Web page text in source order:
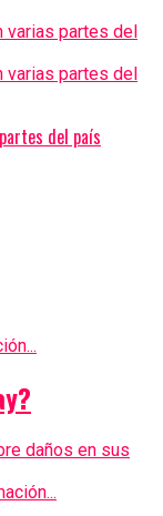
del país